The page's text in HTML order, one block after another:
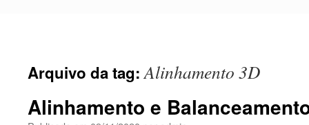
Arquivo da tag:Alinhamento 3D
Alinhamento e